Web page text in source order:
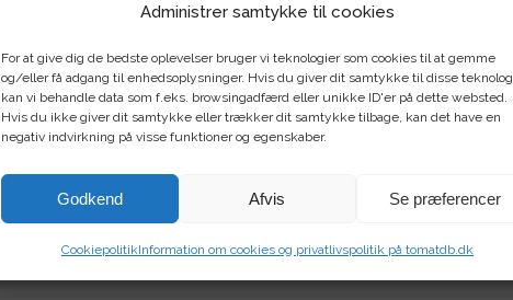
Administrer samtykke til cookies
For at give dig de bedste oplevelser bruger vi teknologier som cookies til at gemme
og/eller få adgang til enhedsoplysninger. Hvis du giver dit samtykke til disse
kan vi behandle data som f.eks. browsingadfærd eller unikke ID'er på dette websted.
Hvis du ikke giver dit samtykke eller trækker dit samtykke tilbage, kan det have en
negativ indvirkning på visse funktioner og egenskaber.
Godkend Afvis Se præferencer
CookiepolitikInformation om cookies og privatlivspolitik på tomatdb.dk